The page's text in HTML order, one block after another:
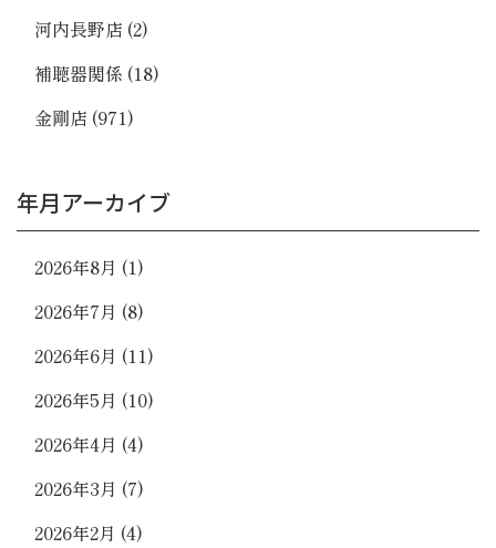
河内長野店 (2)
補聴器関係 (18)
金剛店 (971)
年月アーカイブ
2026年8月 (1)
2026年7月 (8)
2026年6月 (11)
2026年5月 (10)
2026年4月 (4)
2026年3月 (7)
2026年2月 (4)